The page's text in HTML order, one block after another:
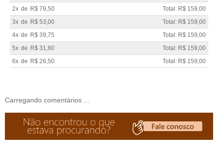
2x de R$ 79,50
Total: R$ 159,00
3x de R$ 53,00
Total: R$ 159,00
4x de R$ 39,75
Total: R$ 159,00
5x de R$ 31,80
Total: R$ 159,00
6x de R$ 26,50 Total: R$ 159,00
Carregando comentários ...